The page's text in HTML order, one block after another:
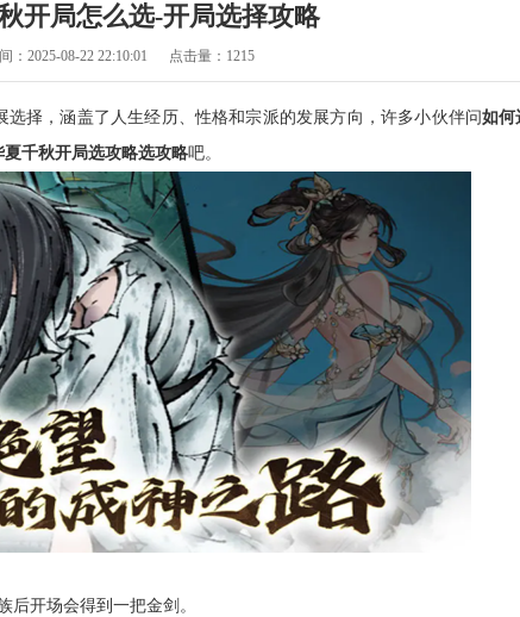
开局怎么选-开局选择攻略
：2025-08-22 22:10:01 点击量：1215
择，涵盖了人生经历、性格和宗派的发展方向，许多小伙伴问如何
夏千秋开局选攻略选攻略吧。
后开场会得到一把金剑。